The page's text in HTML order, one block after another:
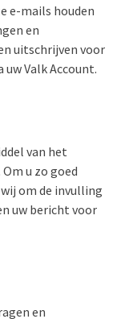
e-mails houden
en
uitschrijven voor
Valk Account.
van het
u zo goed
om de invulling
uw bericht voor
en